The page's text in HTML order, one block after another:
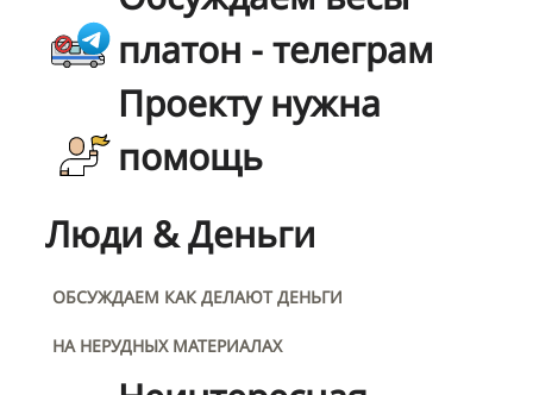
платон - телеграм
Проекту нужна
помощь
Люди & Деньги
ОБСУЖДАЕМ КАК ДЕЛАЮТ ДЕНЬГИ
НА НЕРУДНЫХ МАТЕРИАЛАХ